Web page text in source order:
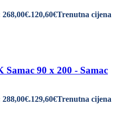
120,60€Trenutna cijena
90 x 200 - Samac
129,60€Trenutna cijena